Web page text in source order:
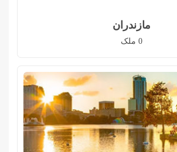
مازندران
0 ملک